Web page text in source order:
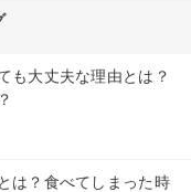
も大丈夫な理由とは？
は？食べてしまった時